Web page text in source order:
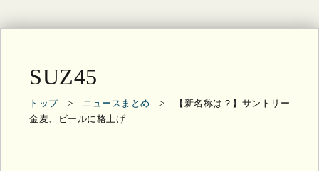
SUZ45
トップ> ニュースまとめ > 【新名称は？】サントリー
金麦、ビールに格上げ